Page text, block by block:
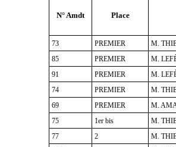
N° Amdt Place
73 PREMIER
M.
85
PREMIER
M.
91
PREMIER
M.
74
PREMIER
M.
69
PREMIER
M.
75
1er bis
M.
77
2
M.